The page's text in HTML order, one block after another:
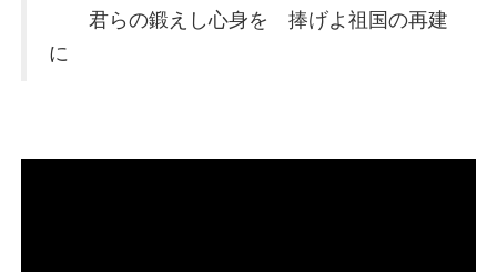
君らの鍛えし心身を 捧げよ祖国の再建
に